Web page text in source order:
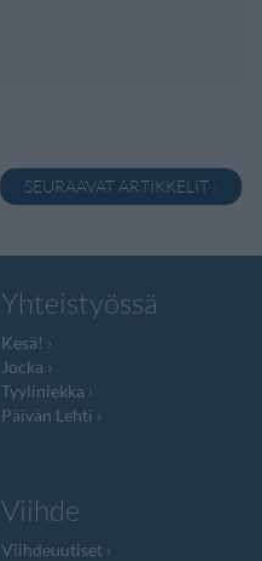
SEURAAVAT ARTIKKELIT ›
Yhteistyössä
Kesä!
Jocka
Tyyliniekka
Päivän Lehti
Viihde
Viihdeuutiset